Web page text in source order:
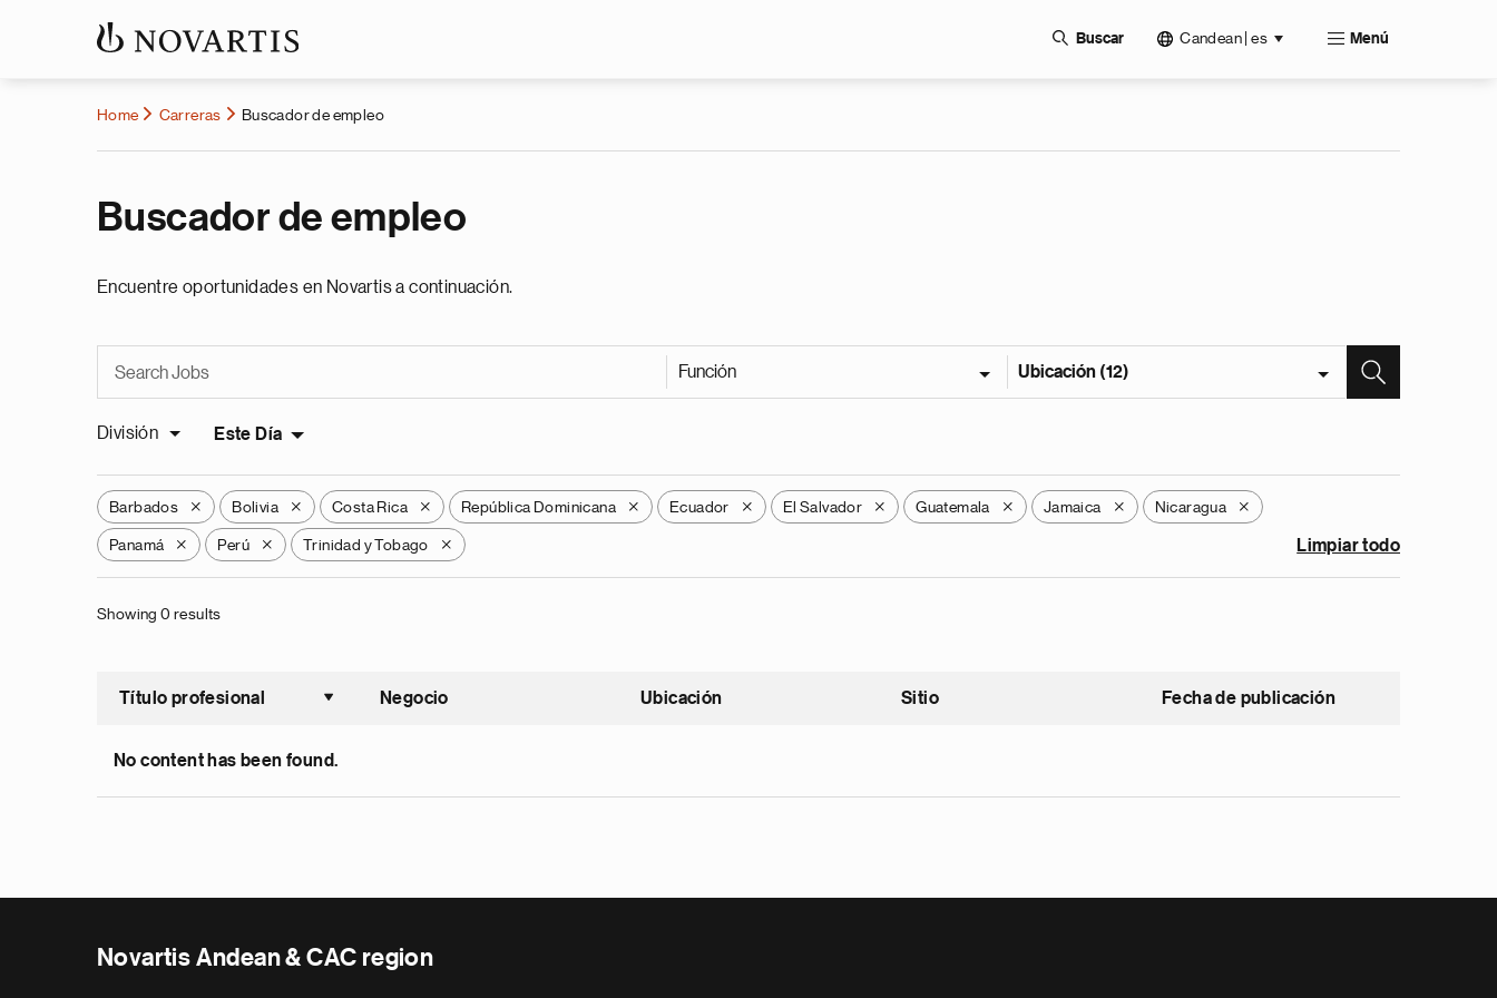
Buscar Candean | es Menú
Home Carreras Buscador de empleo
Buscador de empleo
Encuentre oportunidades en Novartis a continuación.
Función Ubicación (12)
División Este Día
Barbados X Bolivia X Costa Rica X República Dominicana X Ecuador X El Salvador X Guatemala X Jamaica X Nicaragua X
Panamá X Perú X Trinidad y Tobago X Limpiar todo
Showing 0 results
Título profesional
Ordenar ascendente
Negocio Ubicación Sitio Fecha de publicación
No content has been found.
Novartis Andean & CAC region